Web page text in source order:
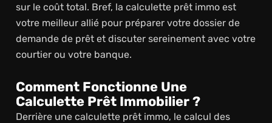
sur le coût total. Bref, la calculette prêt immo est
votre meilleur allié pour préparer votre dossier de
demande de prêt et discuter sereinement avec votre
courtier ou votre banque.
Comment Fonctionne Une
Calculette Prêt Immobilier ?
Derrière une calculette prêt immo, le calcul des